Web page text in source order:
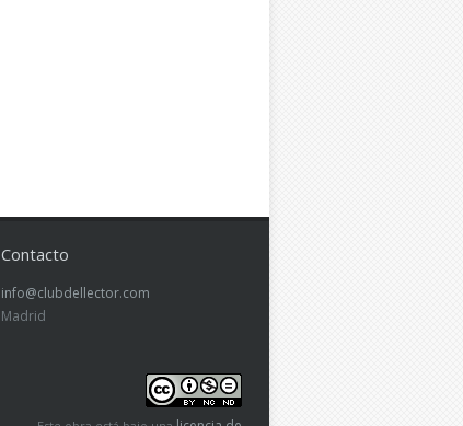
Contacto
info@clubdellector.com
Madrid